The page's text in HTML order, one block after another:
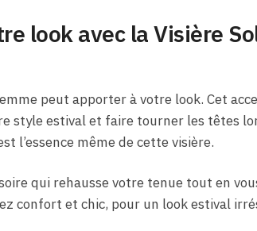
look avec la Visière
peut apporter à votre look. Cet
style estival et faire tourner les têtes
l’essence même de cette visière.
qui rehausse votre tenue tout en
confort et chic, pour un look estival